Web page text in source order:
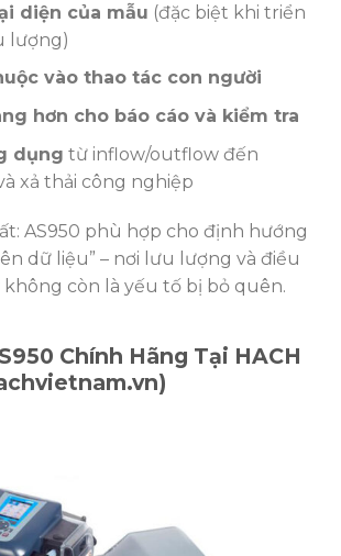
diện của mẫu (đặc biệt khi triển
lượng)
vào thao tác con người
hơn cho báo cáo và kiểm tra
dụng từ inflow/outflow đến
xả thải công nghiệp
AS950 phù hợp cho định hướng
dữ liệu” – nơi lưu lượng và điều
không còn là yếu tố bị bỏ quên.
Chính Hãng Tại HACH